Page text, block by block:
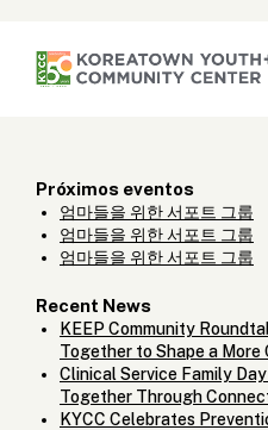
Próximos eventos
엄마들을 위한 서포트 그룹
엄마들을 위한 서포트 그룹
엄마들을 위한 서포트 그룹
Recent News
KEEP Community
Together to Shape a
Clinical Service Family
Together Through
KYCC Celebrates